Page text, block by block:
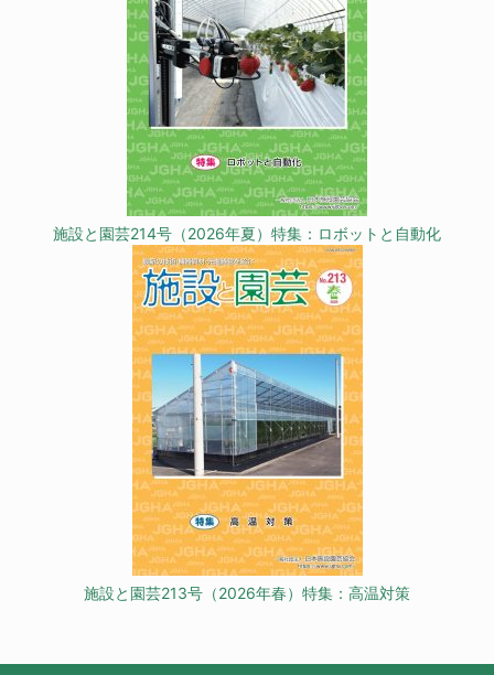
施設と園芸214号（2026年夏）特集：ロボットと自動化
施設と園芸213号（2026年春）特集：高温対策